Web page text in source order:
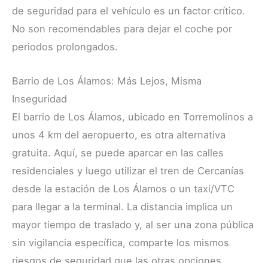
de seguridad para el vehículo es un factor crítico.
No son recomendables para dejar el coche por
periodos prolongados.
Barrio de Los Álamos: Más Lejos, Misma
Inseguridad
El barrio de Los Álamos, ubicado en Torremolinos a
unos 4 km del aeropuerto, es otra alternativa
gratuita. Aquí, se puede aparcar en las calles
residenciales y luego utilizar el tren de Cercanías
desde la estación de Los Álamos o un taxi/VTC
para llegar a la terminal. La distancia implica un
mayor tiempo de traslado y, al ser una zona pública
sin vigilancia específica, comparte los mismos
riesgos de seguridad que las otras opciones